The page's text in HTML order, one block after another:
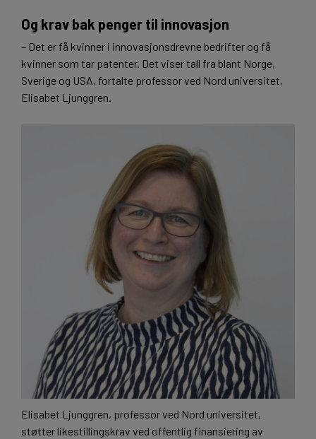
Og krav bak penger til innovasjon
– Det er få kvinner i innovasjonsdrevne bedrifter og få
kvinner som tar patenter. Det viser tall fra blant Norge,
Sverige og USA, fortalte professor ved Nord universitet,
Elisabet Ljunggren.
Elisabet Ljunggren, professor ved Nord universitet,
støtter likestillingskrav ved offentlig finansiering av